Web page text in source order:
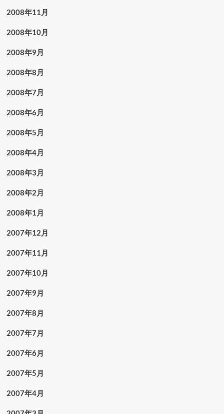
2008年11月
2008年10月
2008年9月
2008年8月
2008年7月
2008年6月
2008年5月
2008年4月
2008年3月
2008年2月
2008年1月
2007年12月
2007年11月
2007年10月
2007年9月
2007年8月
2007年7月
2007年6月
2007年5月
2007年4月